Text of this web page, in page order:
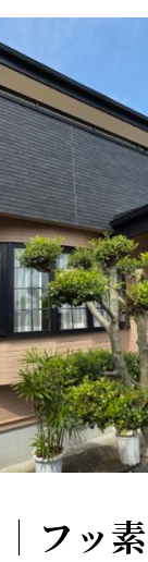
フッ